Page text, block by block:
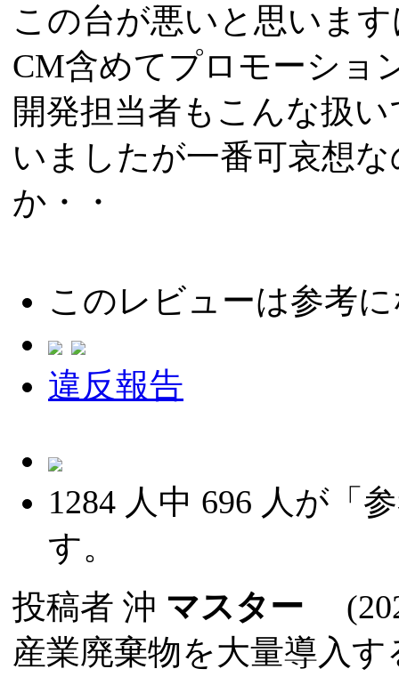
この台が悪いと思いま
CM含めてプロモーショ
開発担当者もこんな扱
いましたが一番可哀想
か・・
このレビューは参考
違反報告
1284 人中 696 人が「
す。
投稿者 沖 マスター
産業廃棄物を大量導入